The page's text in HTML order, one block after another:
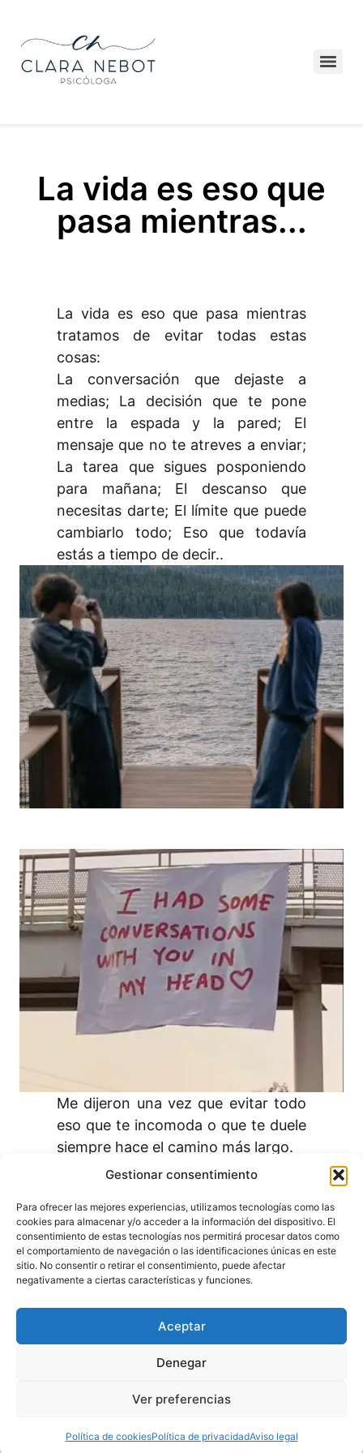
Gestionar consentimiento
Para ofrecer las mejores experiencias, utilizamos tecnologías como las
cookies para almacenar y/o acceder a la información del dispositivo. El
consentimiento de estas tecnologías nos permitirá procesar datos como
el comportamiento de navegación o las identificaciones únicas en este
sitio. No consentir o retirar el consentimiento, puede afectar
negativamente a ciertas características y funciones.
Aceptar
Denegar
Ver preferencias
Política de cookiesPolítica de privacidadAviso legal
La vida es eso que
pasa mientras...
La vida es eso que pasa mientras
tratamos de evitar todas estas
cosas:
La conversación que dejaste a
medias; La decisión que te pone
entre la espada y la pared; El
mensaje que no te atreves a enviar;
La tarea que sigues posponiendo
para mañana; El descanso que
necesitas darte; El límite que puede
cambiarlo todo; Eso que todavía
estás a tiempo de decir..
Me dijeron una vez que evitar todo
eso que te incomoda o que te duele
siempre hace el camino más largo.
Acortémoslo.
tantas vueltas, quizás la clave esté
en tener esa conversación, poner
ese límite y darte ese descanso que
mereces.
Política de privacidad
Declaración de accesibilidad
Copyright 2025 Clara Nebot Psicóloga | Todos los derechos reservados